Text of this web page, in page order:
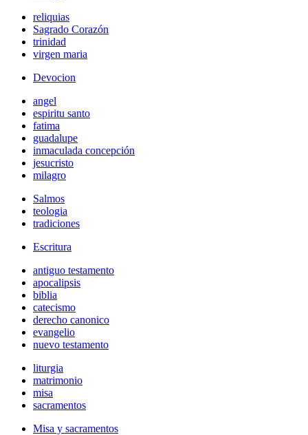
reliquias
Sagrado Corazón
trinidad
virgen maria
Devocion
angel
espiritu santo
fatima
guadalupe
inmaculada concepción
jesucristo
milagro
Salmos
teologia
tradiciones
Escritura
antiguo testamento
apocalipsis
biblia
catecismo
derecho canonico
evangelio
nuevo testamento
liturgia
matrimonio
misa
sacramentos
Misa y sacramentos